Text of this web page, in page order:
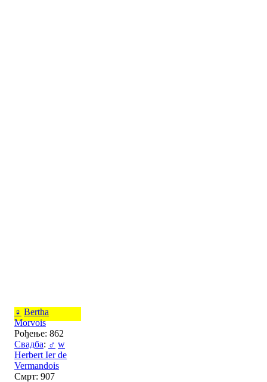
♀ Bertha
Morvois
Рођење: 862
Свадба: ♂ w
Herbert Ier de
Vermandois
Смрт: 907